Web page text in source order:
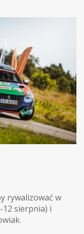
rywalizować w
12 sierpnia) i